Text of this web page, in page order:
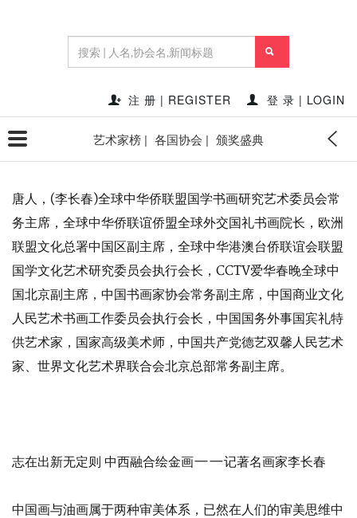
注 册 | REGISTER 登 录 | LOGIN
艺术家榜 | 各国协会 | 颁奖盛典
德艺双馨人民艺术家——唐人（李长
秘书处SECRETARY'S OFFICE
唐人，(李长春)全球中华侨联盟国学书画研究艺术委员会常
务主席，全球中华侨联谊侨盟全球外交国礼书画院长，欧洲
联盟文化总署中国区副主席，全球中华港澳台侨联谊会联盟
国学文化艺术研究委员会执行会长，CCTV爱华春晚全球中
国北京副主席，中国书画家协会常务副主席，中国商业文化
人民艺术书画工作委员会执行会长，中国国务外事国宾礼特
供艺术家，国家高级美术师，中国共产党德艺双馨人民艺术
家、世界文化艺术界联合会北京总部常务副主席。
志在出新无定则 中西融合绘金画——记著名画家李长春
中国画与油画属于两种审美体系，已然在人们的审美思维中